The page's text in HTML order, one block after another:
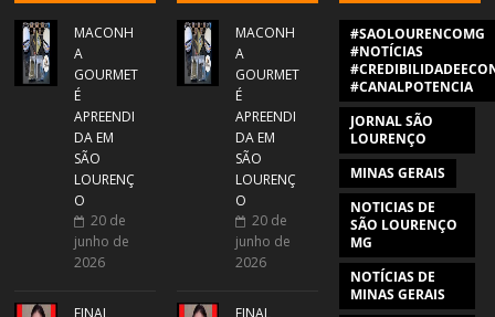
MACONH
A
GOURMET
É
APREENDI
DA EM
SÃO
LOURENÇ
O
20 de
junho de
2026
MACONH
A
GOURMET
É
APREENDI
DA EM
SÃO
LOURENÇ
O
20 de
junho de
2026
#SAOLOURENCOMG
#NOTÍCIAS
#CANALPOTENCIA
JORNAL SÃO
LOURENÇO
MINAS GERAIS
NOTICIAS DE
SÃO LOURENÇO
MG
NOTÍCIAS DE
MINAS GERAIS